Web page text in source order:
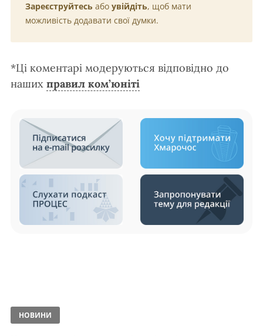
Зареєструйтесь або увійдіть, щоб мати
можливість додавати свої думки.
*Ці коментарі модеруються відповідно до
наших правил ком’юніті
НОВИНИ